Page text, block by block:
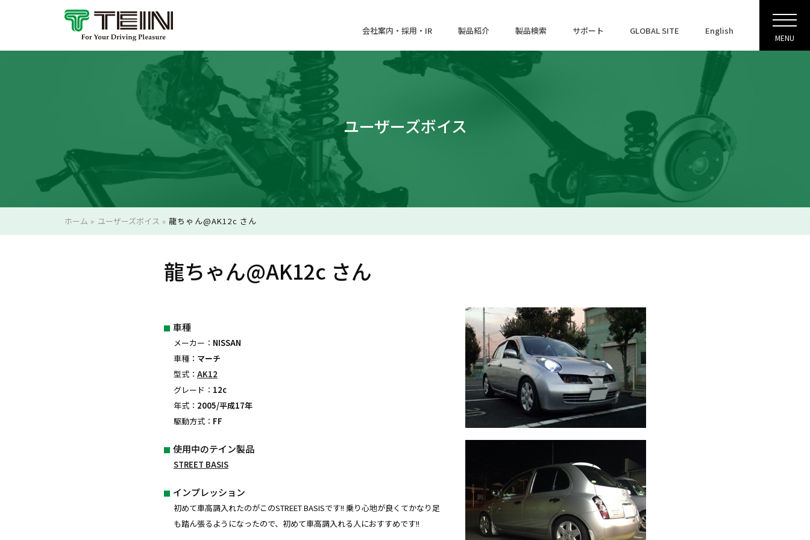
会社案内・採用・IR 製品紹介 製品検索 サポート GLOBAL SITE English
MENU
ユーザーズボイス
ホーム » ユーザーズボイス »龍ちゃん@AK12c さん
龍ちゃん@AK12c さん
車種
メーカー： NISSAN
車種： マーチ
型式： AK12
グレード： 12c
年式： 2005/平成17年
駆動方式： FF
使用中のテイン製品
STREET BASIS
インプレッション
初めて車高調入れたのがこのSTREET BASISです!! 乗り心地が良くてかなり足
も踏ん張るようになったので、初めて車高調入れる人におすすめです!!